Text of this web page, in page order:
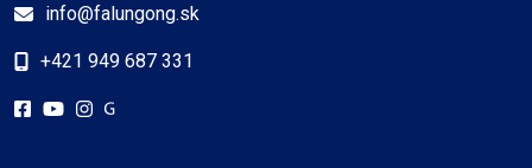
info@falungong.sk
+421 949 687 331